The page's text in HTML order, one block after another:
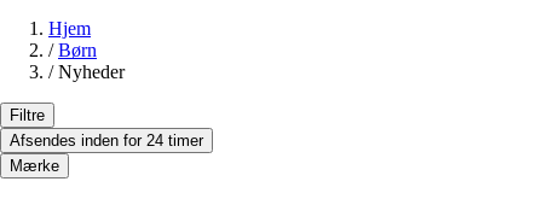
Hjem
/ Børn
/ Nyheder
Filtre
Afsendes inden for 24 timer
Mærke